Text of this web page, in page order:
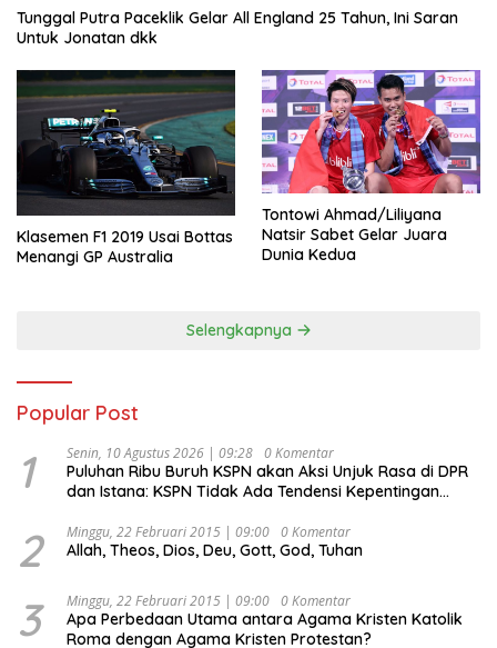
Tunggal Putra Paceklik Gelar All England 25 Tahun, Ini Saran
Untuk Jonatan dkk
Klasemen F1 2019 Usai Bottas
Menangi GP Australia
Tontowi Ahmad/Liliyana
Natsir Sabet Gelar Juara
Dunia Kedua
Selengkapnya
Popular Post
1 Senin, 10 Agustus 2026 | 09:28 0 Komentar
Puluhan Ribu Buruh KSPN akan Aksi Unjuk Rasa di DPR
dan Istana: KSPN Tidak Ada Tendensi Kepentingan
2 Minggu, 22 Februari 2015 | 09:00 0 Komentar
Allah, Theos, Dios, Deu, Gott, God, Tuhan
3 Minggu, 22 Februari 2015 | 09:00 0 Komentar
Apa Perbedaan Utama antara Agama Kristen Katolik
Roma dengan Agama Kristen Protestan?